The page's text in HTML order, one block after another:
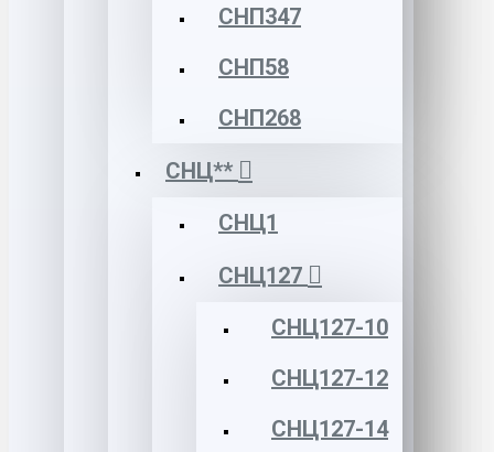
СНП347
СНП58
СНП268
СНЦ**
СНЦ1
СНЦ127
СНЦ127-10
СНЦ127-12
СНЦ127-14